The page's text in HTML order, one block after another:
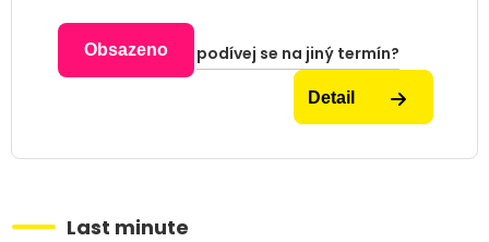
Obsazeno podívej se na jiný termín?
Detail
Last minute